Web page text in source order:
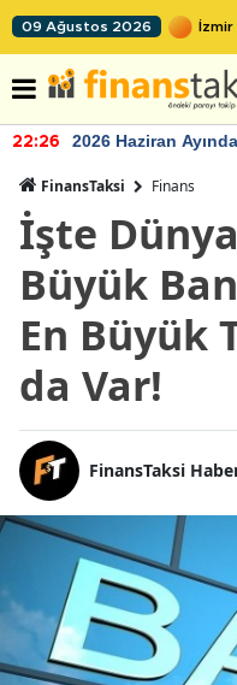
09 Ağustos 2026
22:26 2026 Haziran
FinansTaksi Finans
İşte
Büyük
En Büyük
da Var!
FinansTaksi